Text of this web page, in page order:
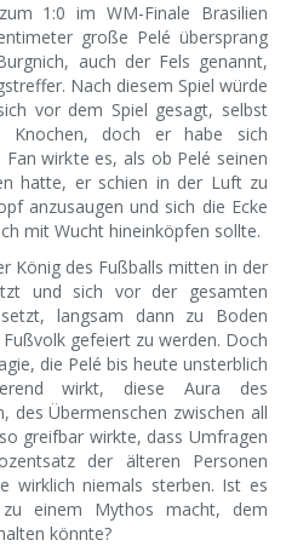
1:0 im WM-Finale Brasilien
große Pelé übersprang
auch der Fels genannt,
Nach diesem Spiel würde
vor dem Spiel gesagt, selbst
Knochen, doch er habe sich
wirkte es, als ob Pelé seinen
hatte, er schien in der Luft zu
anzusaugen und sich die Ecke
mit Wucht hineinköpfen sollte.
König des Fußballs mitten in der
und sich vor der gesamten
langsam dann zu Boden
gefeiert zu werden. Doch
die Pelé bis heute unsterblich
wirkt, diese Aura des
des Übermenschen zwischen all
greifbar wirkte, dass Umfragen
der älteren Personen
wirklich niemals sterben. Ist es
einem Mythos macht, dem
könnte?